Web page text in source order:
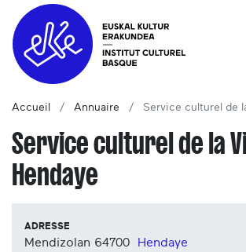
Accueil Annuaire Service culturel de
Service culturel de la
Hendaye
ADRESSE
Mendizolan 64700 Hendaye